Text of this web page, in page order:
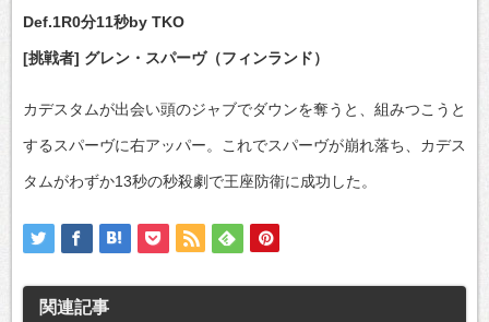
Def.1R0分11秒by TKO
[挑戦者] グレン・スパーヴ（フィンランド）
カデスタムが出会い頭のジャブでダウンを奪うと、組みつこうと
するスパーヴに右アッパー。これでスパーヴが崩れ落ち、カデス
タムがわずか13秒の秒殺劇で王座防衛に成功した。
関連記事